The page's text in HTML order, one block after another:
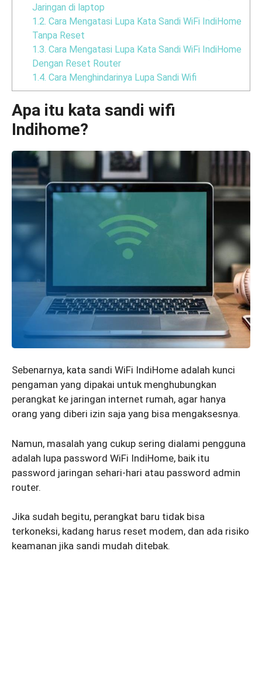
Jaringan di laptop
1.2. Cara Mengatasi Lupa Kata Sandi WiFi IndiHome
Tanpa Reset
1.3. Cara Mengatasi Lupa Kata Sandi WiFi IndiHome
Dengan Reset Router
1.4. Cara Menghindarinya Lupa Sandi Wifi
Apa itu kata sandi wifi
Indihome?
Sebenarnya, kata sandi WiFi IndiHome adalah kunci
pengaman yang dipakai untuk menghubungkan
perangkat ke jaringan internet rumah, agar hanya
orang yang diberi izin saja yang bisa mengaksesnya.
Namun, masalah yang cukup sering dialami pengguna
adalah lupa password WiFi IndiHome, baik itu
password jaringan sehari-hari atau password admin
router.
Jika sudah begitu, perangkat baru tidak bisa
terkoneksi, kadang harus reset modem, dan ada risiko
keamanan jika sandi mudah ditebak.